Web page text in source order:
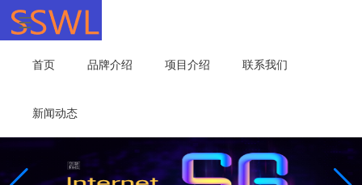
首页 品牌介绍 项目介绍 联系我们
新闻动态